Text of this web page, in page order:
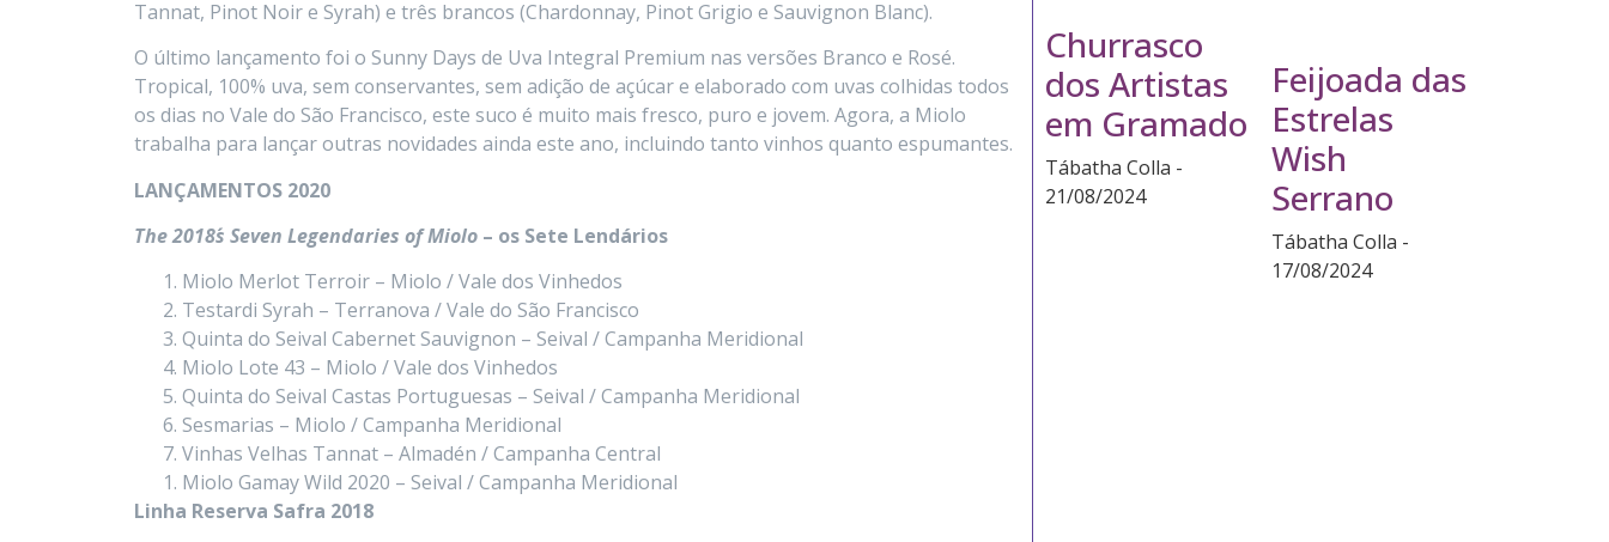
Tannat, Pinot Noir e Syrah) e três brancos (Chardonnay, Pinot Grigio e Sauvignon Blanc).
O último lançamento foi o Sunny Days de Uva Integral Premium nas versões Branco e Rosé.
Tropical, 100% uva, sem conservantes, sem adição de açúcar e elaborado com uvas colhidas todos
os dias no Vale do São Francisco, este suco é muito mais fresco, puro e jovem. Agora, a Miolo
trabalha para lançar outras novidades ainda este ano, incluindo tanto vinhos quanto espumantes.
LANÇAMENTOS 2020
The 2018´s Seven Legendaries of Miolo – os Sete Lendários
Miolo Merlot Terroir – Miolo / Vale dos Vinhedos
Testardi Syrah – Terranova / Vale do São Francisco
Quinta do Seival Cabernet Sauvignon – Seival / Campanha Meridional
Miolo Lote 43 – Miolo / Vale dos Vinhedos
Quinta do Seival Castas Portuguesas – Seival / Campanha Meridional
Sesmarias – Miolo / Campanha Meridional
Vinhas Velhas Tannat – Almadén / Campanha Central
Miolo Gamay Wild 2020 – Seival / Campanha Meridional
Linha Reserva Safra 2018
Churrasco
dos Artistas
em Gramado
Tábatha Colla
21/08/2024
Feijoada das
Estrelas
Wish
Serrano
Tábatha Colla
17/08/2024